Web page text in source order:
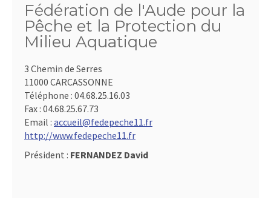
Fédération de l'Aude pour la
Pêche et la Protection du
Milieu Aquatique
3 Chemin de Serres
11000 CARCASSONNE
Téléphone : 04.68.25.16.03
Fax : 04.68.25.67.73
Email : accueil@fedepeche11.fr
http://www.fedepeche11.fr
Président : FERNANDEZ David